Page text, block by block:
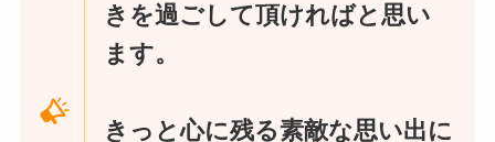
きを過ごして頂ければと思い
ます。
きっと心に残る素敵な思い出に